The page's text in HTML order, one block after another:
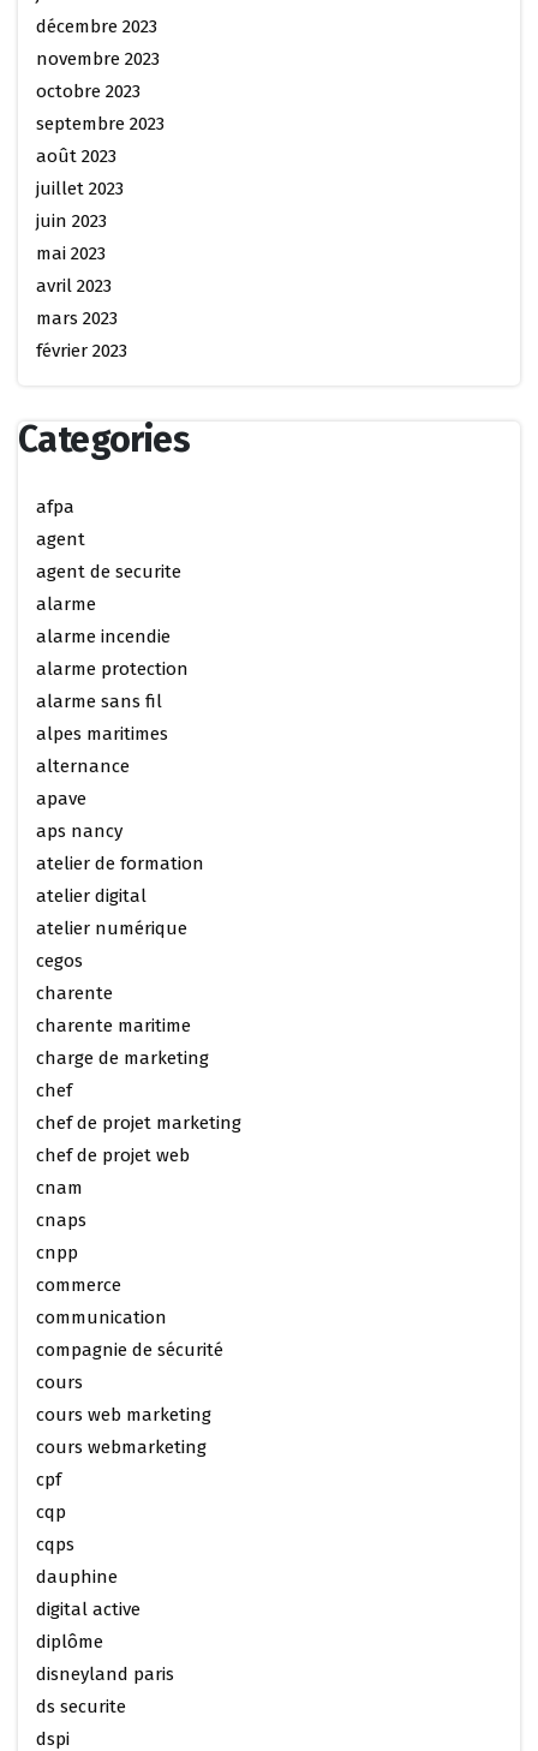
décembre 2023
novembre 2023
octobre 2023
septembre 2023
août 2023
juillet 2023
juin 2023
mai 2023
avril 2023
mars 2023
février 2023
Categories
afpa
agent
agent de securite
alarme
alarme incendie
alarme protection
alarme sans fil
alpes maritimes
alternance
apave
aps nancy
atelier de formation
atelier digital
atelier numérique
cegos
charente
charente maritime
charge de marketing
chef
chef de projet marketing
chef de projet web
cnam
cnaps
cnpp
commerce
communication
compagnie de sécurité
cours
cours web marketing
cours webmarketing
cpf
cqp
cqps
dauphine
digital active
diplôme
disneyland paris
ds securite
dspi